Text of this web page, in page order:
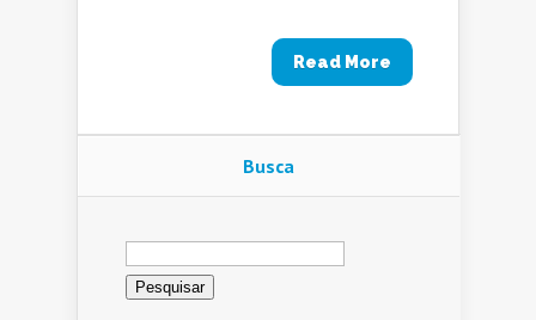
Read More
Busca
Pesquisar
por: